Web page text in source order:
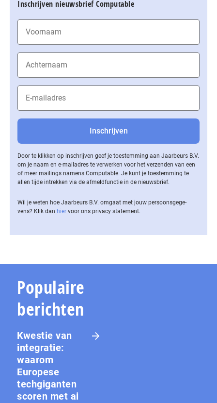
Inschrijven nieuwsbrief Computable
Door te klikken op inschrijven geef je toestemming aan Jaarbeurs B.V.
om je naam en e-mailadres te verwerken voor het verzenden van een
of meer mailings namens Computable. Je kunt je toestemming te
allen tijde intrekken via de af­meld­func­tie in de nieuwsbrief.
Wil je weten hoe Jaarbeurs B.V. omgaat met jouw per­soons­ge­ge­
vens? Klik dan hier voor ons privacy statement.
Populaire
berichten
Kwestie van
integratie:
waarom
Europese
techgiganten
scoren met ai